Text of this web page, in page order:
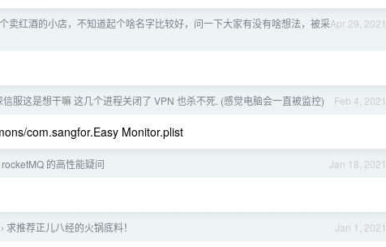
Apr 29, 2021
卖红酒的小店，不知道起个啥名字比较好，问一下大家有没有啥想法，被采
Feb 4, 2021
信服这是想干嘛 这几个进程关闭了 VPN 也杀不死. (感觉电脑会一直被监控)
com.sangfor.Easy Monitor.plist
Jan 18, 2021
rocketMQ 的高性能疑问
Jan 1, 2021
› 求推荐正儿八经的火锅底料！